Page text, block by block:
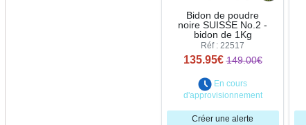
Bidon de poudre
noire SUISSE No.2 -
bidon de 1Kg
Réf : 22517
135.95€ 149.00€
En cours
d'approvisionnement
Créer une alerte